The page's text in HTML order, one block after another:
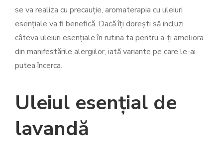
se va realiza cu precauție, aromaterapia cu uleiuri
esențiale va fi benefică. Dacă îți dorești să incluzi
câteva uleiuri esențiale în rutina ta pentru a-ți ameliora
din manifestările alergiilor, iată variante pe care le-ai
putea încerca.
Uleiul esențial de
lavandă